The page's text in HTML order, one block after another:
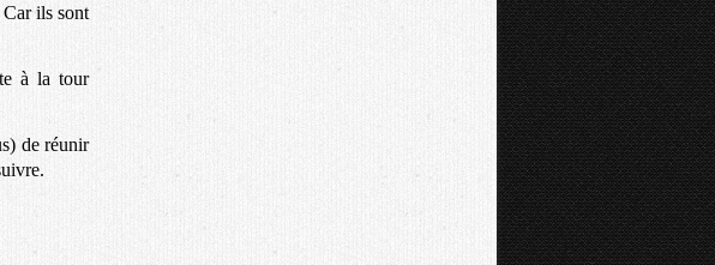
ils sont
à la tour
de réunir